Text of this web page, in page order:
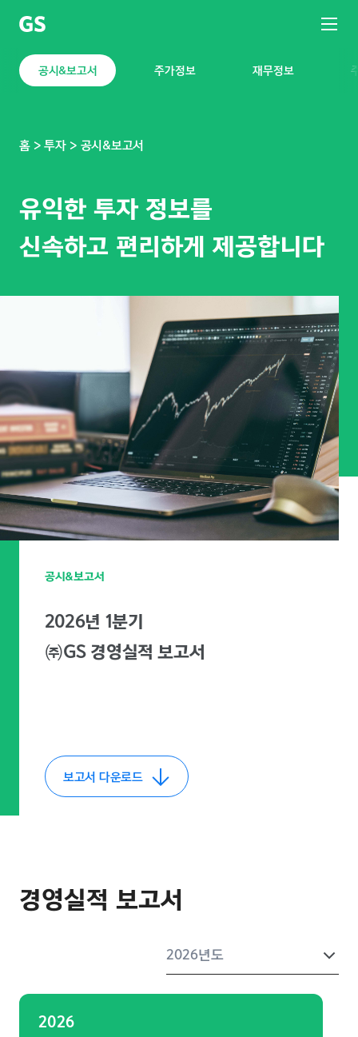
공시&보고서 주가정보 재무정보
홈 투자 공시&보고서
공시
&
유익한 투자 정보를
신속하고 편리하게 제공합니다
공시&보고서
2026년 1분기
㈜GS 경영실적 보고서
보고서 다운로드
경영실적 보고서
2026